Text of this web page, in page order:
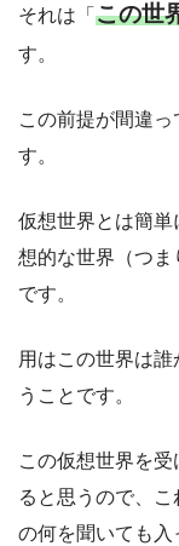
それは「 この世
す。
この前提が間違
す。
仮想世界とは簡
想的な世界（つま
です。
用はこの世界は
うことです。
この仮想世界を
ると思うので、
の何を聞いても入